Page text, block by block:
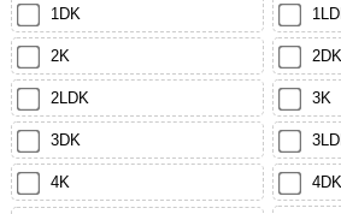
1DK
2K 2DK
2LDK 3K
3DK
4K 4DK